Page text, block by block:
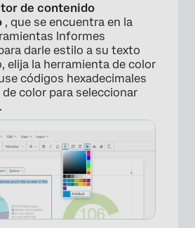
de contenido
, que se encuentra en la
Informes
darle estilo a su texto
elija la herramienta de color
códigos hexadecimales
color para seleccionar